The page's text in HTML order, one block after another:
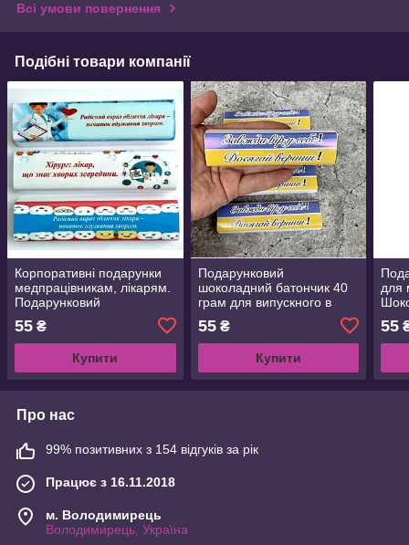
Всі умови повернення
Подібні товари компанії
Корпоративні подарунки
медпрацівникам, лікарям.
Подарунковий
шоколадний батончик 40
грам для медичних
працівників
55 ₴
Купити
Подарунковий
шоколадний батончик 40
грам для випускного в
університету. Подарунки
випускникам
55₴
Купити
для
55
Про нас
99% позитивних з 154 відгуків за рік
Працює з 16.11.2018
м. Володимирець
Володимирець, Україна